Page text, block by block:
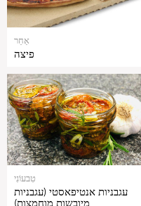
אַחֵר
פיצה
טִבעוֹנִי
עגבניות אנטיפאסטי (עגבניות
מיובשות מוחמצות)